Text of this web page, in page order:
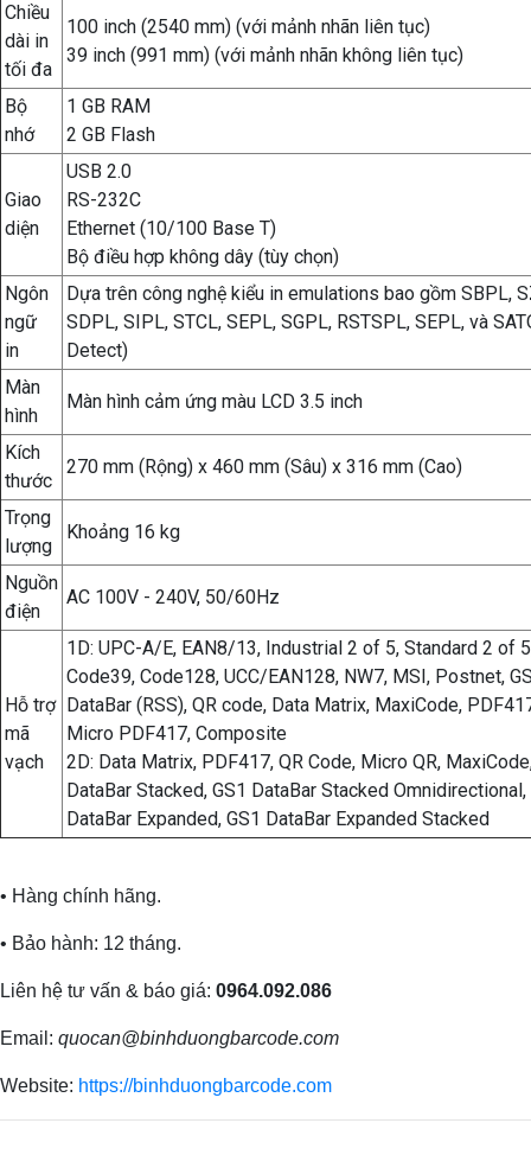
Chiều
dài in
tối đa
100 inch (2540 mm) (với mảnh nhãn liên tục)
39 inch (991 mm) (với mảnh nhãn không liên tục)
Bộ
nhớ
1 GB RAM
2 GB Flash
Giao
diện
USB 2.0
RS-232C
Ethernet (10/100 Base T)
Bộ điều hợp không dây (tùy chọn)
Ngôn
ngữ
in
Dựa trên công nghệ kiểu in emulations bao gồm SBPL,
SDPL, SIPL, STCL, SEPL, SGPL, RSTSPL, SEPL, và
Detect)
Màn
hình
Màn hình cảm ứng màu LCD 3.5 inch
Kích
thước
270 mm (Rộng) x 460 mm (Sâu) x 316 mm (Cao)
Trọng
lượng
Khoảng 16 kg
Nguồn
điện
AC 100V - 240V, 50/60Hz
Hỗ trợ
mã
vạch
1D: UPC-A/E, EAN8/13, Industrial 2 of 5, Standard 2 of
Code39, Code128, UCC/EAN128, NW7, MSI, Postnet,
DataBar (RSS), QR code, Data Matrix, MaxiCode,
Micro PDF417, Composite
2D: Data Matrix, PDF417, QR Code, Micro QR,
DataBar Stacked, GS1 DataBar Stacked Omnidirectional,
DataBar Expanded, GS1 DataBar Expanded Stacked
• Hàng chính hãng.
• Bảo hành: 12 tháng.
Liên hệ tư vấn & báo giá: 0964.092.086
Email: quocan@binhduongbarcode.com
Website: https://binhduongbarcode.com